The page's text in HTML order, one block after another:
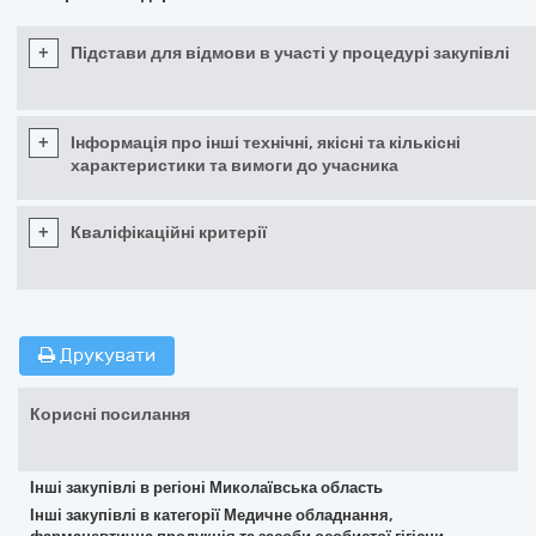
+ Підстави для відмови в участі у процедурі закупівлі
+
Інформація про інші технічні, якісні та кількісні
характеристики та вимоги до учасника
+ Кваліфікаційні критерії
Друкувати
Корисні посилання
Інші закупівлі в регіоні Миколаївська область
Інші закупівлі в категорії Медичне обладнання,